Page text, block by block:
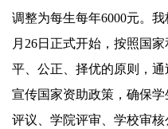
调整为每生每年6000元。
月26日正式开始，按照国
平、公正、择优的原则，
宣传国家资助政策，确保
评议、学院评审、学校审